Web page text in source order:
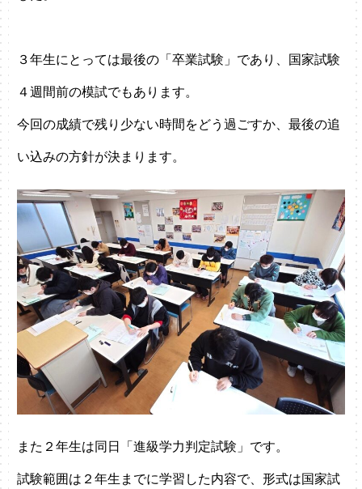
３年生にとっては最後の「卒業試験」であり、国家試験
４週間前の模試でもあります。
今回の成績で残り少ない時間をどう過ごすか、最後の追
い込みの方針が決まります。
また２年生は同日「進級学力判定試験」です。
試験範囲は２年生までに学習した内容で、形式は国家試